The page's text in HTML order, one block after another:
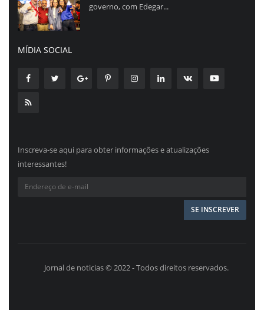
governo, com Edegar...
MÍDIA SOCIAL
Inscreva-se aqui para obter informações e atualizações
interessantes!
Jornal de noticias © 2022 - Todos direitos reservados.